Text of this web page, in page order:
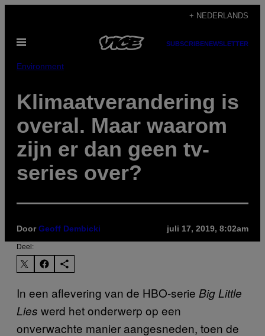
de
inhoud
+ NEDERLANDS
Open
SUBSCRIBENEWSLETTER
Environment
Klimaatverandering is
overal. Maar waarom
zijn er dan geen tv-
series over?
DoorGeoff Dembicki juli 17, 2019, 8:02am
Deel:
In een aflevering van de HBO-serie Big Little
Lies werd het onderwerp op een
onverwachte manier aangesneden, toen de